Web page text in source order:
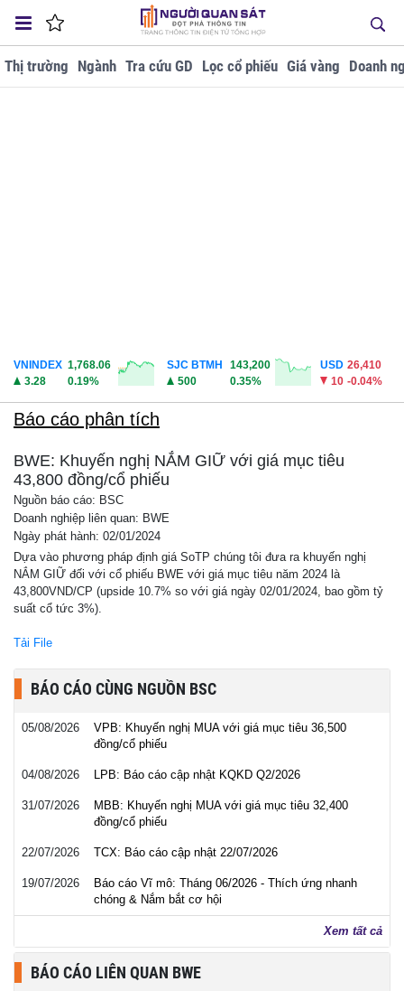
Thị trường Ngành Tra cứu GD Lọc cổ phiếu Giá vàng Doanh
VNINDEX 1,768.06
3.28
0.19%
SJC BTMH
143,200
500
0.35%
USD 26,410
10 -0.04%
Báo cáo phân tích
BWE: Khuyến nghị NẮM GIỮ với giá mục tiêu
43,800 đồng/cổ phiếu
Nguồn báo cáo: BSC
Doanh nghiệp liên quan: BWE
Ngày phát hành: 02/01/2024
Dựa vào phương pháp định giá SoTP chúng tôi đưa ra khuyến nghị
NẮM GIỮ đối với cổ phiếu BWE với giá mục tiêu năm 2024 là
43,800VND/CP (upside 10.7% so với giá ngày 02/01/2024, bao gồm tỷ
suất cổ tức 3%).
Tải File
BÁO CÁO CÙNG NGUỒN BSC
05/08/2026
VPB: Khuyến nghị MUA với giá mục tiêu 36,500
đồng/cổ phiếu
04/08/2026 LPB: Báo cáo cập nhật KQKD Q2/2026
31/07/2026
MBB: Khuyến nghị MUA với giá mục tiêu 32,400
đồng/cổ phiếu
22/07/2026 TCX: Báo cáo cập nhật 22/07/2026
19/07/2026
Báo cáo Vĩ mô: Tháng 06/2026 - Thích ứng nhanh
chóng & Nắm bắt cơ hội
Xem tất cả
BÁO CÁO LIÊN QUAN BWE